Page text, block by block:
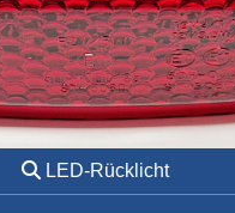
LED-Rücklicht